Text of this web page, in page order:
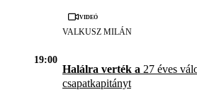
Videó
VALKUSZ MILÁN
19:00
Halálra verték a 27 éves
csapatkapitányt